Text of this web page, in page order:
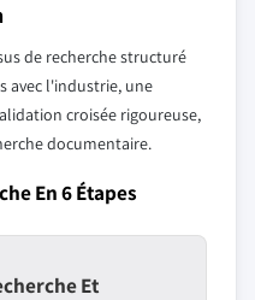
de recherche structuré
avec l'industrie, une
croisée rigoureuse,
documentaire.
En 6 Étapes
Et